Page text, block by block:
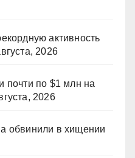
активность
2026
почти по $1 млн на
2026
обвинили в хищении